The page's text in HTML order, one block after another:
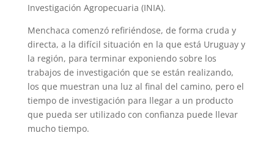
Investigación Agropecuaria (INIA).
Menchaca comenzó refiriéndose, de forma cruda y
directa, a la difícil situación en la que está Uruguay y
la región, para terminar exponiendo sobre los
trabajos de investigación que se están realizando,
los que muestran una luz al final del camino, pero el
tiempo de investigación para llegar a un producto
que pueda ser utilizado con confianza puede llevar
mucho tiempo.